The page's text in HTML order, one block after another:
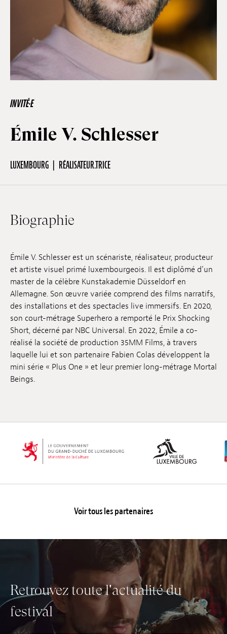
Hors-Festival
Infos pratiques
Jeune Public
Scolaire
Presse / Pro
FR
Soumissions
Archives
Publications
INVITÉ·E
Émile V. Schlesser
LUXEMBOURG RÉALISATEUR.TRICE
Biographie
Émile V. Schlesser est un scénariste, réalisateur, producteur
et artiste visuel primé luxembourgeois. Il est diplômé d’un
master de la célèbre Kunstakademie Düsseldorf en
Allemagne. Son œuvre variée comprend des films narratifs,
des installations et des spectacles live immersifs. En 2020,
son court-métrage Superhero a remporté le Prix Shocking
Short, décerné par NBC Universal. En 2022, Émile a co-
réalisé la société de production 35MM Films, à travers
laquelle lui et son partenaire Fabien Colas développent la
mini série « Plus One » et leur premier long-métrage Mortal
Beings.
Voir tous les partenaires
Retrouvez toute l'actualité du
festival